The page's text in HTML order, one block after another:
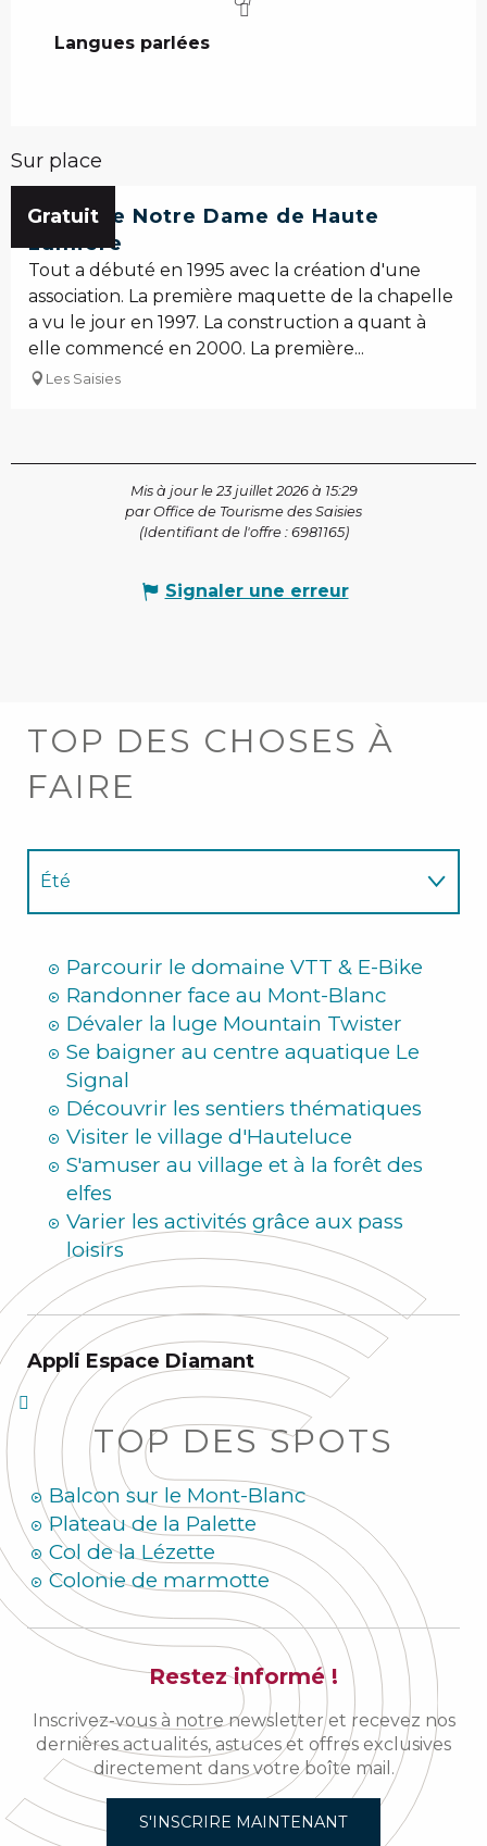
Langues parlées
Langues parlées
Sur place
Gratuit
Chapelle Notre Dame de Haute
Lumière
Tout a débuté en 1995 avec la création d'une
association. La première maquette de la chapelle
a vu le jour en 1997. La construction a quant à
elle commencé en 2000. La première...
Les Saisies
Mis à jour le 23 juillet 2026 à 15:29
par Office de Tourisme des Saisies
(Identifiant de l'offre : 6981165)
Signaler une erreur
TOP DES CHOSES À
FAIRE
Été
Parcourir le domaine VTT & E-Bike
Randonner face au Mont-Blanc
Dévaler la luge Mountain Twister
Se baigner au centre aquatique Le
Signal
Découvrir les sentiers thématiques
Visiter le village d'Hauteluce
S'amuser au village et à la forêt des
elfes
Varier les activités grâce aux pass
loisirs
Appli Espace Diamant
TOP DES SPOTS
Balcon sur le Mont-Blanc
Plateau de la Palette
Col de la Lézette
Colonie de marmotte
Restez informé !
Inscrivez-vous à notre newsletter et recevez nos
dernières actualités, astuces et offres exclusives
directement dans votre boîte mail.
S'INSCRIRE MAINTENANT